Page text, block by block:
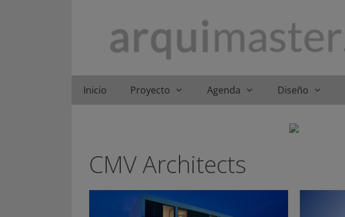
Inicio Proyecto Agenda Diseño
CMV Architects